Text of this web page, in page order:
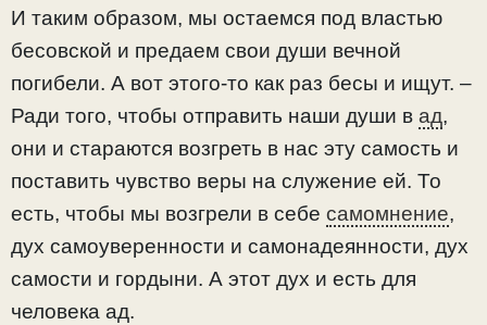
И таким образом, мы остаемся под властью
бесовской и предаем свои души вечной
погибели. А вот этого-то как раз бесы и ищут. –
Ради того, чтобы отправить наши души в ад,
они и стараются возгреть в нас эту самость и
поставить чувство веры на служение ей. То
есть, чтобы мы возгрели в себе самомнение,
дух самоуверенности и самонадеянности, дух
самости и гордыни. А этот дух и есть для
человека ад.